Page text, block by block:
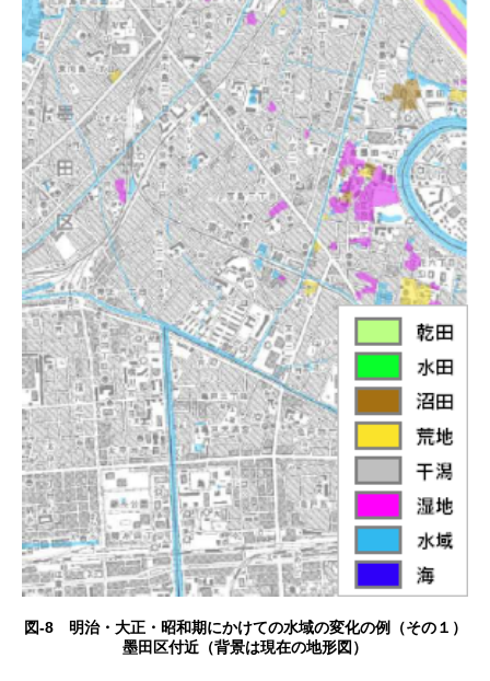
図-8 明治・大正・昭和期にかけての水域の変化の例（その１）
墨田区付近（背景は現在の地形図）